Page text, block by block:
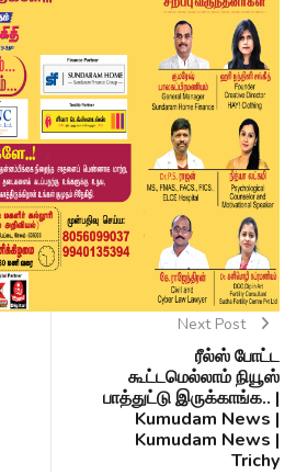
Next Post
ரீல்ஸ் போட்ட
கூட்டமெல்லாம் நியூஸ்
பாத்துட்டு இருக்காங்க.. |
Kumudam News |
Kumudam News |
Trichy